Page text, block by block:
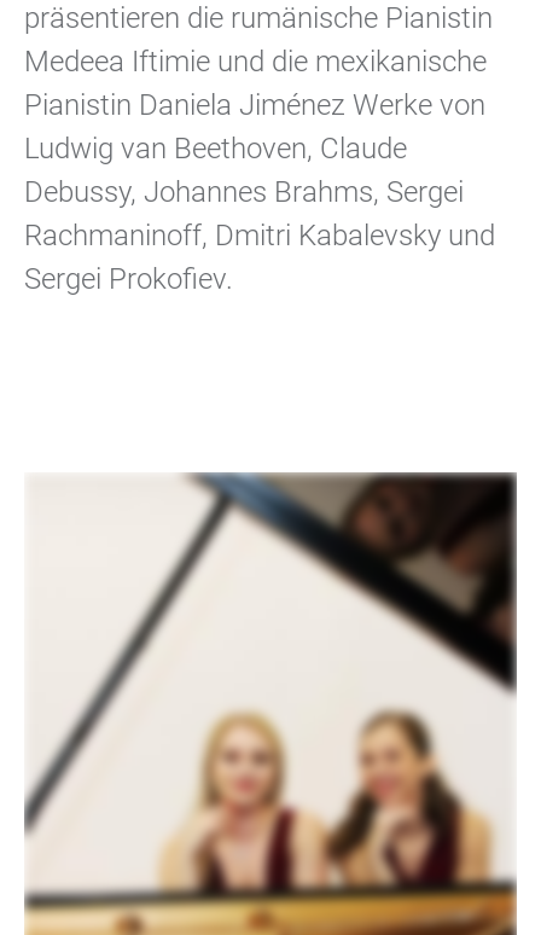
präsentieren die rumänische Pianistin
Medeea Iftimie und die mexikanische
Pianistin Daniela Jiménez Werke von
Ludwig van Beethoven, Claude
Debussy, Johannes Brahms, Sergei
Rachmaninoff, Dmitri Kabalevsky und
Sergei Prokofiev.